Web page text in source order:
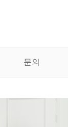
문의